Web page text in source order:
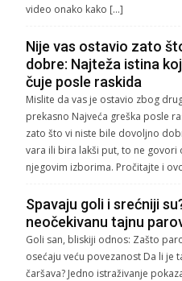
video onako kako […]
Nije vas ostavio zato
dobre: Najteža istina
čuje posle raskida
Mislite da vas je ostavio zbog
prekasno Najveća greška posle
zato što vi niste bile dovoljno
vara ili bira lakši put, to ne
njegovim izborima. Pročitajte i
Spavaju goli i srećniji
neočekivanu tajnu
Goli san, bliskiji odnos: Zašto
osećaju veću povezanost Da li je
čaršava? Jedno istraživanje